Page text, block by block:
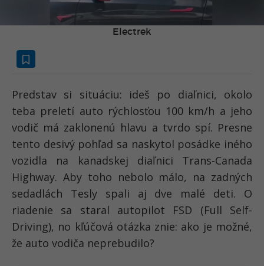
Electrek
Predstav si situáciu: ideš po diaľnici, okolo
teba preletí auto rýchlosťou 100 km/h a jeho
vodič má zaklonenú hlavu a tvrdo spí. Presne
tento desivý pohľad sa naskytol posádke iného
vozidla na kanadskej diaľnici Trans-Canada
Highway. Aby toho nebolo málo, na zadných
sedadlách Tesly spali aj dve malé deti. O
riadenie sa staral autopilot FSD (Full Self-
Driving), no kľúčová otázka znie: ako je možné,
že auto vodiča neprebudilo?